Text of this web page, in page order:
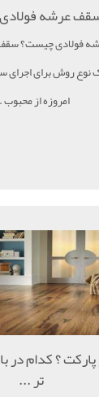
عرشه
فولادی چیست؟
نوع روش برای اجرای
امروزه از
؟ کدام
تر ...